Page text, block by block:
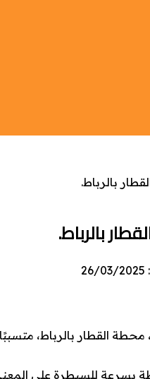
بالرباط.
بالرباط.
شديد، مساء أمس الثلاثاء 25 مارس الجاري،
بسرعة للسيطرة على